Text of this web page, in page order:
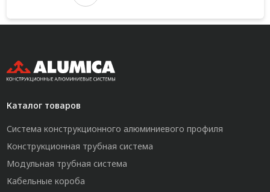
Каталог товаров
Система конструкционного алюминиевого профиля
Конструкционная трубная система
Модульная трубная система
Кабельные короба